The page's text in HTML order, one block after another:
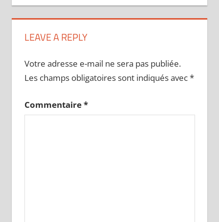
LEAVE A REPLY
Votre adresse e-mail ne sera pas publiée.
Les champs obligatoires sont indiqués avec*
Commentaire*